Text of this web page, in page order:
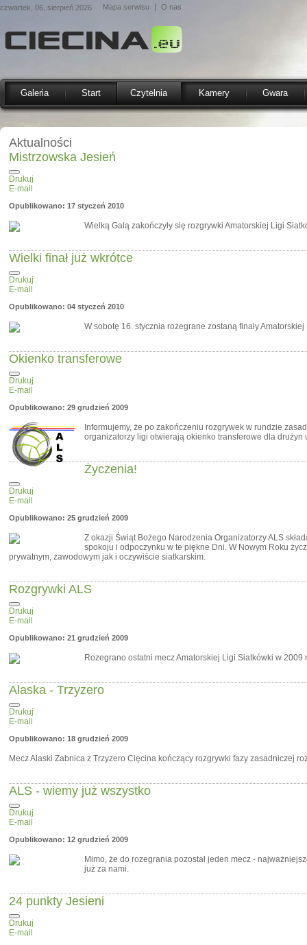
czwartek, 06, sierpień 2026 Mapa serwisu O nas
Galeria Start Czytelnia Kamery Gwara
Aktualności
Mistrzowska Jesień
Drukuj
E-mail
Opublikowano: 17 styczeń 2010
Wielką Galą zakończyły się rozgrywki Amatorskiej Ligi
Wielki finał już wkrótce
Drukuj
E-mail
Opublikowano: 04 styczeń 2010
W sobotę 16. stycznia rozegrane zostaną finały
Okienko transferowe
Drukuj
E-mail
Opublikowano: 29 grudzień 2009
Informujemy, że po zakończeniu rozgrywek w rundzie
organizatorzy ligi otwierają okienko transferowe dla drużyn
Życzenia!
Drukuj
E-mail
Opublikowano: 25 grudzień 2009
Z okazji Świąt Bożego Narodzenia Organizatorzy ALS
spokoju i odpoczynku w te piękne Dni. W Nowym Roku
prywatnym, zawodowym jak i oczywiście siatkarskim.
Rozgrywki ALS
Drukuj
E-mail
Opublikowano: 21 grudzień 2009
Rozegrano ostatni mecz Amatorskiej Ligi Siatkówki w 2009
Alaska - Trzyzero
Drukuj
E-mail
Opublikowano: 18 grudzień 2009
Mecz Alaski Żabnica z Trzyzero Cięcina kończący rozgrywki fazy zasadniczej
ALS - wiemy już wszystko
Drukuj
E-mail
Opublikowano: 12 grudzień 2009
Mimo, że do rozegrania pozostał jeden mecz -
już za nami.
24 punkty Jesieni
Drukuj
E-mail